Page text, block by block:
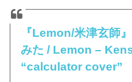
『Lemon/米津玄師
みた / Lemon –
“calculator cover”